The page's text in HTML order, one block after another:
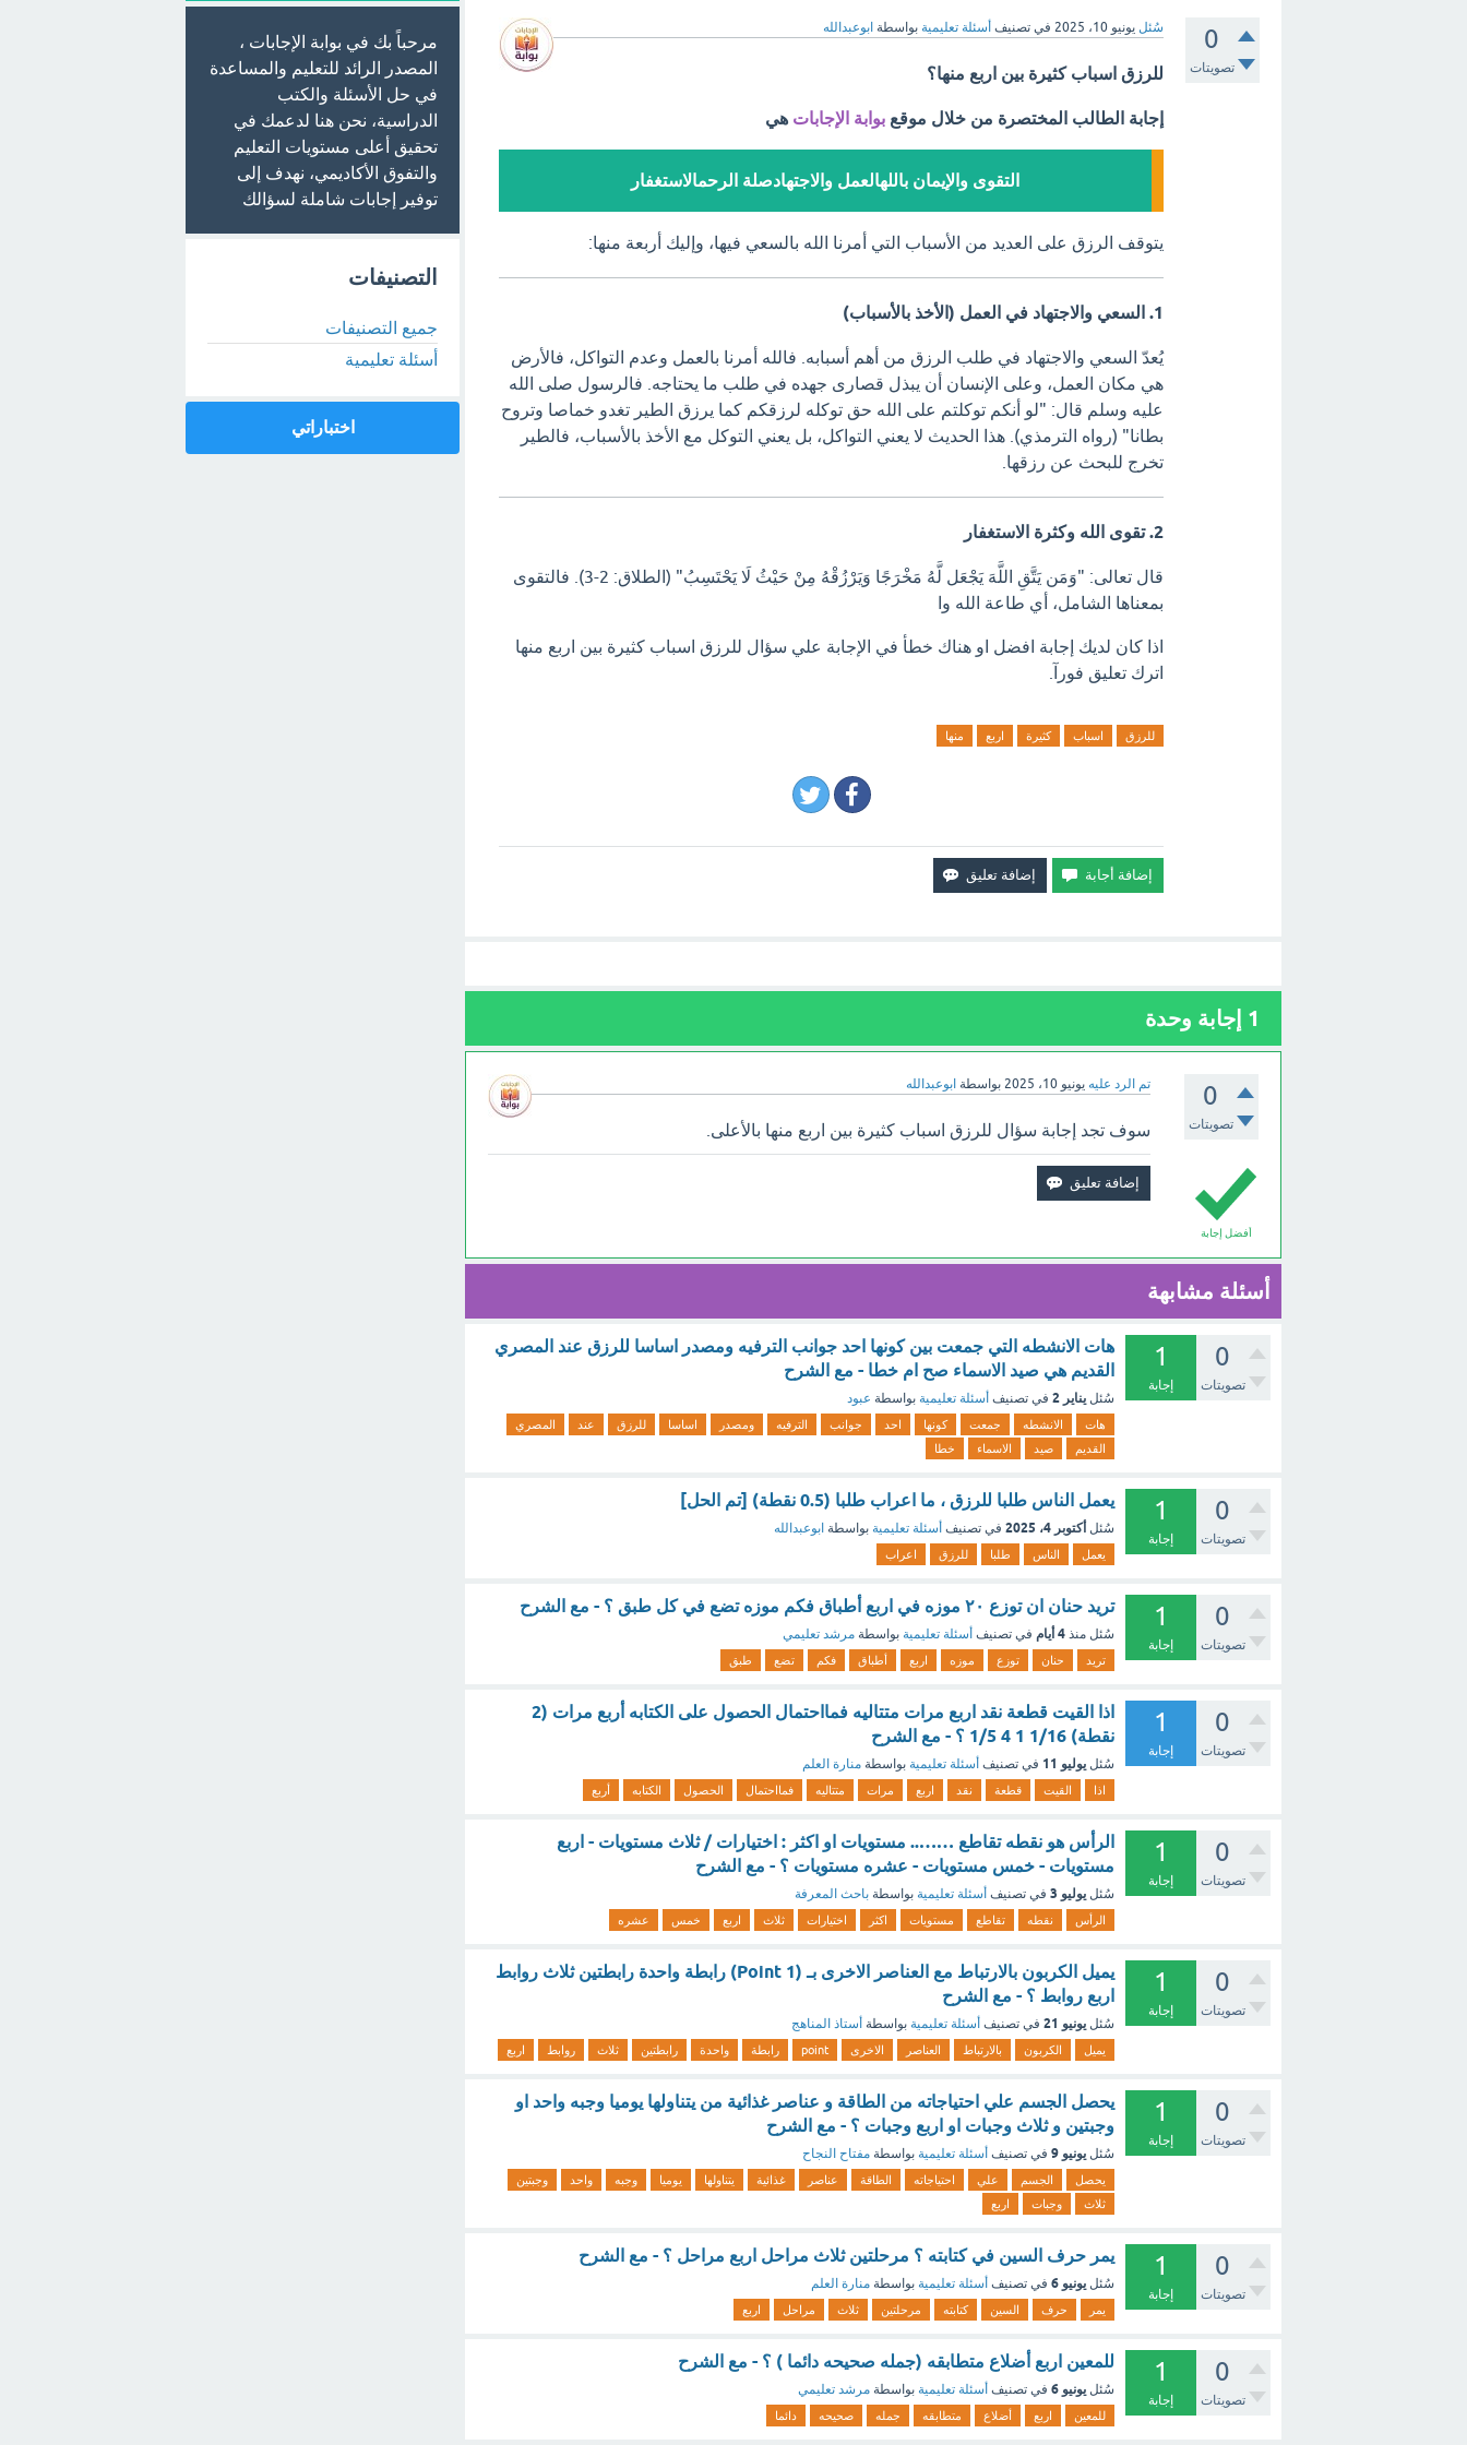
0
تصويتات
سُئل يونيو 10، 2025 في تصنيف أسئلة تعليمية بواسطة ابوعبدالله
للرزق اسباب كثيرة بين اربع منها؟
إجابة الطالب المختصرة من خلال موقع بوابة الإجابات هي
التقوى والإيمان باللهالعمل والاجتهادصلة الرحمالاستغفار
يتوقف الرزق على العديد من الأسباب التي أمرنا الله بالسعي فيها، وإليك أربعة منها:
1. السعي والاجتهاد في العمل (الأخذ بالأسباب)
يُعدّ السعي والاجتهاد في طلب الرزق من أهم أسبابه. فالله أمرنا بالعمل وعدم التواكل، فالأرض
هي مكان العمل، وعلى الإنسان أن يبذل قصارى جهده في طلب ما يحتاجه. فالرسول صلى الله
عليه وسلم قال: "لو أنكم توكلتم على الله حق توكله لرزقكم كما يرزق الطير تغدو خماصا وتروح
بطانا" (رواه الترمذي). هذا الحديث لا يعني التواكل، بل يعني التوكل مع الأخذ بالأسباب، فالطير
تخرج للبحث عن رزقها.
2. تقوى الله وكثرة الاستغفار
قال تعالى: "وَمَن يَتَّقِ اللَّهَ يَجْعَل لَّهُ مَخْرَجًا وَيَرْزُقْهُ مِنْ حَيْثُ لَا يَحْتَسِبُ" (الطلاق:
فالتقوى
بمعناها الشامل، أي طاعة الله وا
اذا كان لديك إجابة افضل او هناك خطأ في الإجابة علي سؤال للرزق اسباب كثيرة بين اربع منها
اترك تعليق فورآ.
للرزق اسباب كثيرة اربع منها
1 إجابة وحدة
0
تصويتات
تم الرد عليه يونيو 10، 2025 بواسطة ابوعبدالله
أفضل إجابة
سوف تجد إجابة سؤال للرزق اسباب كثيرة بين اربع منها بالأعلى.
أسئلة مشابهة
0
تصويتات
1
إجابة
هات الانشطه التي جمعت بين كونها احد جوانب الترفيه ومصدر اساسا للرزق عند المصري
القديم هي صيد الاسماء صح ام خطا - مع الشرح
سُئل يناير 2 في تصنيف أسئلة تعليمية بواسطة عبود
هات الانشطه جمعت كونها احد جوانب الترفيه ومصدر اساسا للرزق عند
المصري
القديم
صيد الاسماء خطا
0
تصويتات
1
إجابة
يعمل الناس طلبا للرزق ، ما اعراب طلبا (0.5 نقطة) [تم الحل]
سُئل أكتوبر 4، 2025 في تصنيف أسئلة تعليمية بواسطة ابوعبدالله
يعمل الناس طلبا للرزق اعراب
0
تصويتات
1
إجابة
تريد حنان ان توزع ٢٠ موزه في اربع أطباق فكم موزه تضع في كل طبق ؟ - مع الشرح
سُئل منذ 4 أيام في تصنيف أسئلة تعليمية بواسطة مرشد تعليمي
تريد حنان توزع موزه اربع أطباق فكم تضع طبق
0
تصويتات
1
إجابة
اذا القيت قطعة نقد اربع مرات متتاليه فمااحتمال الحصول على الكتابه أربع مرات (2
نقطة) 1/16 1 4 1/5 ؟ - مع الشرح
سُئل يوليو 11 في تصنيف أسئلة تعليمية بواسطة منارة العلم
اذا القيت قطعة نقد اربع مرات متتاليه فمااحتمال الحصول الكتابه أربع
0
تصويتات
1
إجابة
الرأس هو نقطه تقاطع …….. مستويات او اكثر : اختيارات / ثلاث مستويات - اربع
مستويات - خمس مستويات - عشره مستويات ؟ - مع الشرح
سُئل يوليو 3 في تصنيف أسئلة تعليمية بواسطة باحث المعرفة
الرأس نقطه تقاطع مستويات اكثر اختيارات ثلاث اربع خمس عشره
0
تصويتات
1
إجابة
يميل الكربون بالارتباط مع العناصر الاخرى بـ (1 Point) رابطة واحدة رابطتين ثلاث روابط
اربع روابط ؟ - مع الشرح
سُئل يونيو 21 في تصنيف أسئلة تعليمية بواسطة أستاذ المناهج
يميل الكربون بالارتباط العناصر الاخرى point رابطة واحدة رابطتين ثلاث روابط اربع
0
تصويتات
1
إجابة
يحصل الجسم علي احتياجاته من الطاقة و عناصر غذائية من يتناولها يوميا وجبه واحد او
وجبتين و ثلاث وجبات او اربع وجبات ؟ - مع الشرح
سُئل يونيو 9 في تصنيف أسئلة تعليمية بواسطة مفتاح النجاح
يحصل الجسم علي احتياجاته الطاقة عناصر غذائية يتناولها يوميا وجبه واحد
وجبتين
ثلاث
وجبات اربع
0
تصويتات
1
إجابة
يمر حرف السين في كتابته ؟ مرحلتين ثلاث مراحل اربع مراحل ؟ - مع الشرح
سُئل يونيو 6 في تصنيف أسئلة تعليمية بواسطة منارة العلم
يمر حرف السين كتابته مرحلتين ثلاث مراحل اربع
0
تصويتات
1
إجابة
للمعين اربع أضلاع متطابقه (جمله صحيحه دائما ) ؟ - مع الشرح
سُئل يونيو 6 في تصنيف أسئلة تعليمية بواسطة مرشد تعليمي
للمعين اربع أضلاع متطابقه جمله صحيحه دائما
مرحباً بك في بوابة الإجابات ،
المصدر الرائد للتعليم والمساعدة
في حل الأسئلة والكتب
الدراسية، نحن هنا لدعمك في
تحقيق أعلى مستويات التعليم
والتفوق الأكاديمي، نهدف إلى
توفير إجابات شاملة لسؤالك
التصنيفات
جميع التصنيفات
أسئلة تعليمية
اختباراتي